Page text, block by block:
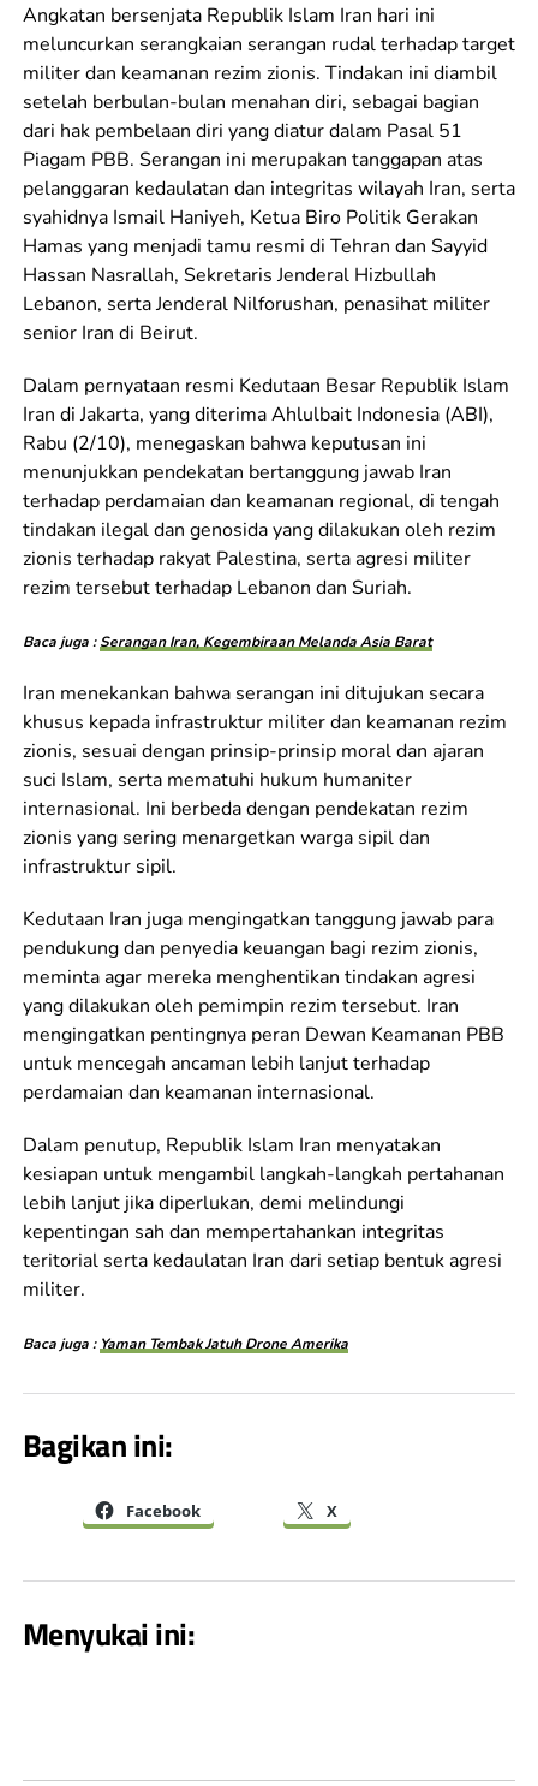
Angkatan bersenjata Republik Islam Iran hari ini
meluncurkan serangkaian serangan rudal terhadap target
militer dan keamanan rezim zionis. Tindakan ini diambil
setelah berbulan-bulan menahan diri, sebagai bagian
dari hak pembelaan diri yang diatur dalam Pasal 51
Piagam PBB. Serangan ini merupakan tanggapan atas
pelanggaran kedaulatan dan integritas wilayah Iran, serta
syahidnya Ismail Haniyeh, Ketua Biro Politik Gerakan
Hamas yang menjadi tamu resmi di Tehran dan Sayyid
Hassan Nasrallah, Sekretaris Jenderal Hizbullah
Lebanon, serta Jenderal Nilforushan, penasihat militer
senior Iran di Beirut.
Dalam pernyataan resmi Kedutaan Besar Republik Islam
Iran di Jakarta, yang diterima Ahlulbait Indonesia (ABI),
Rabu (2/10), menegaskan bahwa keputusan ini
menunjukkan pendekatan bertanggung jawab Iran
terhadap perdamaian dan keamanan regional, di tengah
tindakan ilegal dan genosida yang dilakukan oleh rezim
zionis terhadap rakyat Palestina, serta agresi militer
rezim tersebut terhadap Lebanon dan Suriah.
Baca juga :Serangan Iran, Kegembiraan Melanda Asia Barat
Iran menekankan bahwa serangan ini ditujukan secara
khusus kepada infrastruktur militer dan keamanan rezim
zionis, sesuai dengan prinsip-prinsip moral dan ajaran
suci Islam, serta mematuhi hukum humaniter
internasional. Ini berbeda dengan pendekatan rezim
zionis yang sering menargetkan warga sipil dan
infrastruktur sipil.
Kedutaan Iran juga mengingatkan tanggung jawab para
pendukung dan penyedia keuangan bagi rezim zionis,
meminta agar mereka menghentikan tindakan agresi
yang dilakukan oleh pemimpin rezim tersebut. Iran
mengingatkan pentingnya peran Dewan Keamanan PBB
untuk mencegah ancaman lebih lanjut terhadap
perdamaian dan keamanan internasional.
Dalam penutup, Republik Islam Iran menyatakan
kesiapan untuk mengambil langkah-langkah pertahanan
lebih lanjut jika diperlukan, demi melindungi
kepentingan sah dan mempertahankan integritas
teritorial serta kedaulatan Iran dari setiap bentuk agresi
militer.
Baca juga : Yaman Tembak Jatuh Drone Amerika
Bagikan ini:
Facebook X
Menyukai ini: